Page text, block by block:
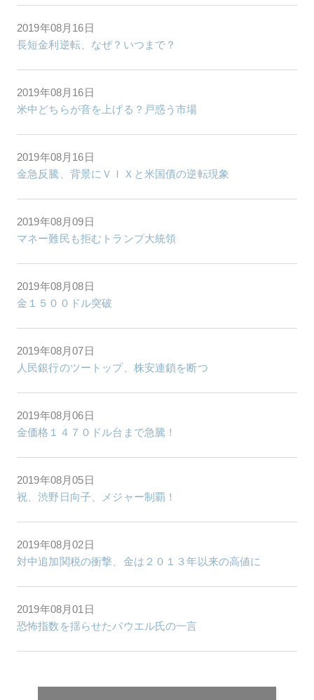
2019年08月16日
長短金利逆転、なぜ？いつまで？
2019年08月16日
米中どちらが音を上げる？戸惑う市場
2019年08月16日
金急反騰、背景にＶＩＸと米国債の逆転現象
2019年08月09日
マネー難民も拒むトランプ大統領
2019年08月08日
金１５００ドル突破
2019年08月07日
人民銀行のツートップ、株安連鎖を断つ
2019年08月06日
金価格１４７０ドル台まで急騰！
2019年08月05日
祝、渋野日向子、メジャー制覇！
2019年08月02日
対中追加関税の衝撃、金は２０１３年以来の高値に
2019年08月01日
恐怖指数を揺らせたパウエル氏の一言